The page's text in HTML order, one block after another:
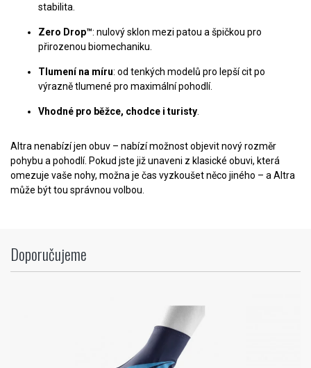
stabilita.
Zero Drop™: nulový sklon mezi patou a špičkou pro
přirozenou biomechaniku.
Tlumení na míru: od tenkých modelů pro lepší cit po
výrazně tlumené pro maximální pohodlí.
Vhodné pro běžce, chodce i turisty
Altra nenabízí jen obuv – nabízí možnost objevit nový rozměr
pohybu a pohodlí. Pokud jste již unaveni z klasické obuvi, která
omezuje vaše nohy, možna je čas vyzkoušet něco jiného – a Altra
může být tou správnou volbou.
Doporučujeme